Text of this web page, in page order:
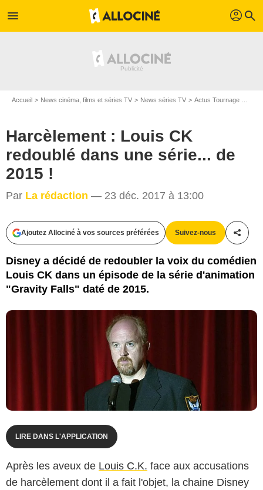
menu profil search
Accueil News cinéma, films et séries TV News séries TV Actus Tournage Séries TV
Harcèlement : Louis CK
redoublé dans une série... de
2015 !
Par La rédaction — 23 déc. 2017 à 13:00
Ajoutez Allociné à vos sources préférées Suivez-nous
Disney a décidé de redoubler la voix du comédien
Louis CK dans un épisode de la série d'animation
"Gravity Falls" daté de 2015.
LIRE DANS L'APPLICATION
Après les aveux de Louis C.K. face aux accusations
de harcèlement dont il a fait l'objet, la chaine Disney